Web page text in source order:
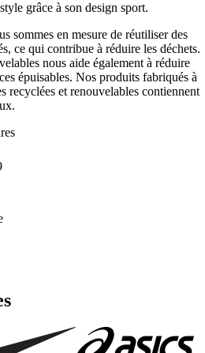
grâce à son design sport.
sommes en mesure de réutiliser des
ce qui contribue à réduire les déchets.
nous aide également à réduire
épuisables. Nos produits fabriqués à
recyclées et renouvelables contiennent